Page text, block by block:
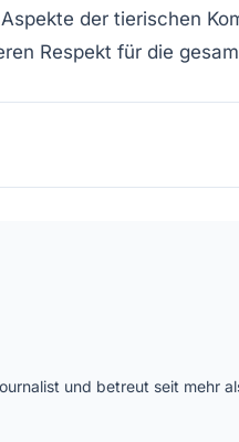
der tierischen
Respekt für die
und betreut seit mehr